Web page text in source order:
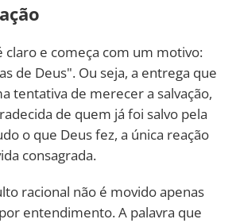
claro e começa com um motivo:
de Deus". Ou seja, a entrega que
tentativa de merecer a salvação,
de quem já foi salvo pela
o que Deus fez, a única reação
consagrada.
racional não é movido apenas
entendimento. A palavra que